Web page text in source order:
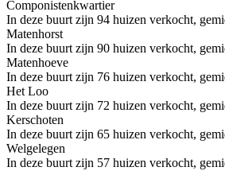
Componistenkwartier
In deze buurt zijn 94 huizen verkocht,
Matenhorst
In deze buurt zijn 90 huizen verkocht,
Matenhoeve
In deze buurt zijn 76 huizen verkocht,
Het Loo
In deze buurt zijn 72 huizen verkocht,
Kerschoten
In deze buurt zijn 65 huizen verkocht,
Welgelegen
In deze buurt zijn 57 huizen verkocht,